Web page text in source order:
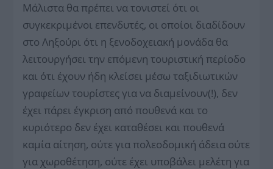
Μάλιστα θα πρέπει να τονιστεί ότι οι
συγκεκριμένοι επενδυτές, οι οποίοι διαδίδουν
στο Ληξούρι ότι η ξενοδοχειακή μονάδα θα
λειτουργήσει την επόμενη τουριστική περίοδο
και ότι έχουν ήδη κλείσει μέσω ταξιδιωτικών
γραφείων τουρίστες για να διαμείνουν(!), δεν
έχει πάρει έγκριση από πουθενά και το
κυριότερο δεν έχει καταθέσει και πουθενά
καμία αίτηση, ούτε για πολεοδομική άδεια ούτε
για χωροθέτηση, ούτε έχει υποβάλει μελέτη για